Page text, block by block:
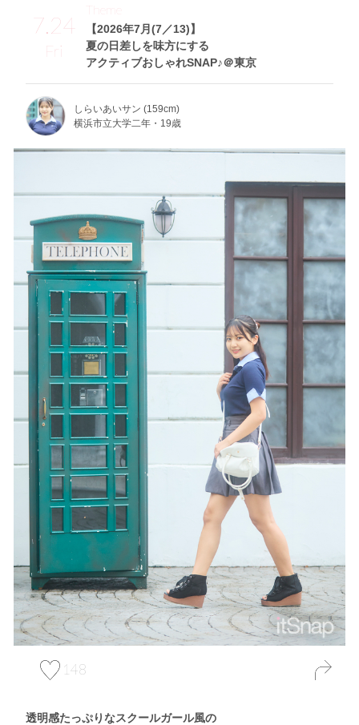
7.24
Fri
【2026年7月(7／13)】
夏の日差しを味方にする
アクティブおしゃれSNAP♪＠東京
Theme
しらいあいサン (159cm)
横浜市立大学二年・19歳
148
透明感たっぷりなスクールガール風の